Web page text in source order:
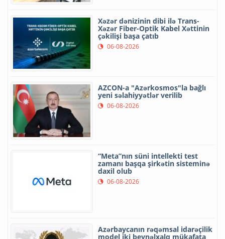
Xəzər dənizinin dibi ilə Trans-
Xəzər Fiber-Optik Kabel Xəttinin
çəkilişi başa çatıb
06-08-2026
AZCON-a "Azərkosmos"la bağlı
yeni səlahiyyətlər verilib
06-08-2026
“Meta”nın süni intellekti test
zamanı başqa şirkətin sisteminə
daxil olub
06-08-2026
Azərbaycanın rəqəmsal idarəçilik
model iki beynəlxalq mükafata